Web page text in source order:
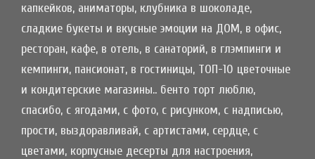
капкейков, аниматоры, клубника в шоколаде,
сладкие букеты и вкусные эмоции на ДОМ, в офис,
ресторан, кафе, в отель, в санаторий, в глэмпинги и
кемпинги, пансионат, в гостиницы, ТОП-10 цветочные
и кондитерские магазины.. бенто торт люблю,
спасибо, с ягодами, с фото, с рисунком, с надписью,
прости, выздоравливай, с артистами, сердце, с
цветами, корпусные десерты для настроения,